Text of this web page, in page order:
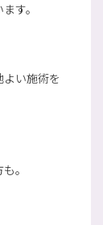
す。
い施術を
。